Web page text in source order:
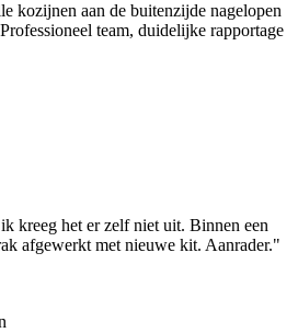
kozijnen aan de buitenzijde nagelopen
team, duidelijke rapportage
kreeg het er zelf niet uit. Binnen een
afgewerkt met nieuwe kit. Aanrader."